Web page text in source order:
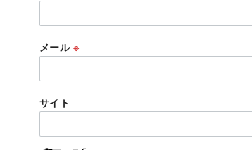
メール ※
サイト